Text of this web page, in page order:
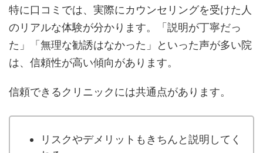
特に口コミでは、実際にカウンセリングを受けた人
のリアルな体験が分かります。「説明が丁寧だっ
た」「無理な勧誘はなかった」といった声が多い院
は、信頼性が高い傾向があります。
信頼できるクリニックには共通点があります。
リスクやデメリットもきちんと説明してく